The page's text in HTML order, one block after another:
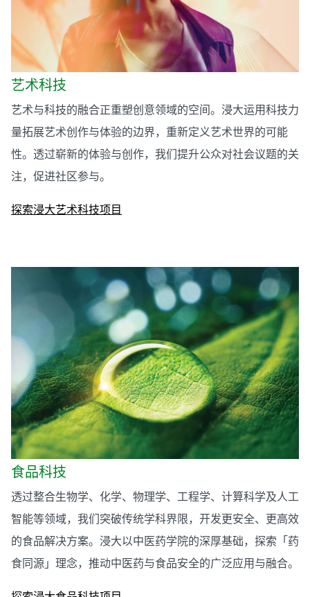
艺术科技
艺术与科技的融合正重塑创意领域的空间。浸大运用科技力
量拓展艺术创作与体验的边界，重新定义艺术世界的可能
性。透过崭新的体验与创作，我们提升公众对社会议题的关
注，促进社区参与。
探索浸大艺术科技项目
食品科技
透过整合生物学、化学、物理学、工程学、计算科学及人工
智能等领域，我们突破传统学科界限，开发更安全、更高效
的食品解决方案。浸大以中医药学院的深厚基础，探索「药
食同源」理念，推动中医药与食品安全的广泛应用与融合。